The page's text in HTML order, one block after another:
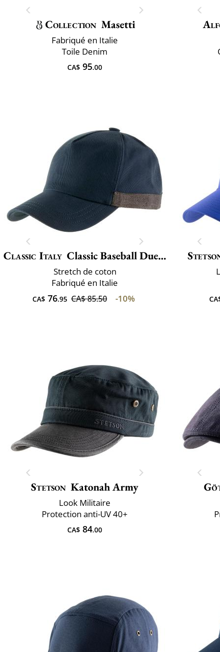
Collection Masetti
Fabriqué en Italie
Toile Denim
CA$ 95.00
Classic Italy Classic Baseball Due Toni
Stretch de coton
Fabriqué en Italie
CA$ 76.95 CA$ 85.50 -10%
Stetson Katonah Army
Look Militaire
Protection anti-UV 40+
CA$ 84.00